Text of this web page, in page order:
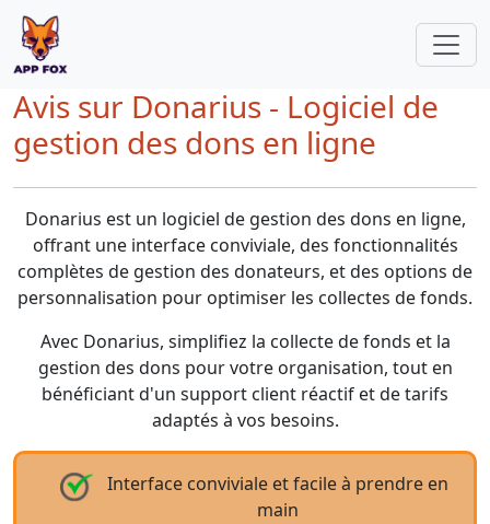
Avis sur Donarius - Logiciel de
gestion des dons en ligne
Donarius est un logiciel de gestion des dons en ligne,
offrant une interface conviviale, des fonctionnalités
complètes de gestion des donateurs, et des options de
personnalisation pour optimiser les collectes de fonds.
Avec Donarius, simplifiez la collecte de fonds et la
gestion des dons pour votre organisation, tout en
bénéficiant d'un support client réactif et de tarifs
adaptés à vos besoins.
Interface conviviale et facile à prendre en
main